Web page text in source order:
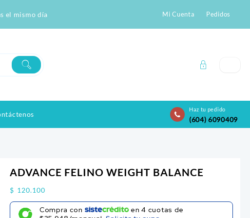
el mismo día Mi Cuenta Pedidos
Haz tu pedido
(604) 6090409
ADVANCE FELINO WEIGHT BALANCE
$ 120.100
Compra con en4 cuotas de